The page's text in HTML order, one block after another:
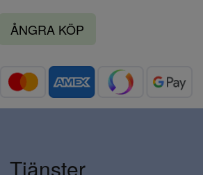
ÅNGRA KÖP
Tjänster